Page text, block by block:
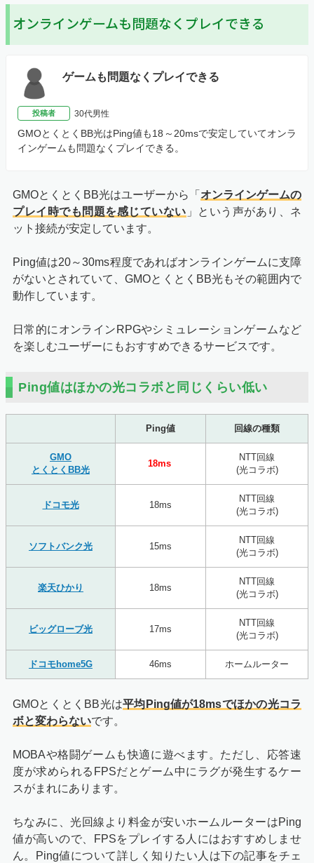
オンラインゲームも問題なくプレイできる
ゲームも問題なくプレイできる
投稿者 30代男性
GMOとくとくBB光はPing値も18～20msで安定していてオンラ
インゲームも問題なくプレイできる。
GMOとくとくBB光はユーザーから「 オンラインゲームの
プレイ時でも問題を感じていない 」という声があり、ネ
ット接続が安定しています。
Ping値は20～30ms程度であればオンラインゲームに支障
がないとされていて、GMOとくとくBB光もその範囲内で
動作しています。
日常的にオンラインRPGやシミュレーションゲームなど
を楽しむユーザーにもおすすめできるサービスです。
Ping値はほかの光コラボと同じくらい低い
Ping値 回線の種類
GMO
とくとくBB光
18ms
NTT回線
(光コラボ)
ドコモ光 18ms
NTT回線
(光コラボ)
ソフトバンク光 15ms
NTT回線
(光コラボ)
楽天ひかり 18ms
NTT回線
(光コラボ)
ビッグローブ光 17ms
NTT回線
(光コラボ)
ドコモhome5G 46ms ホームルーター
GMOとくとくBB光は平均Ping値が18msでほかの光コラ
ボと変わらないです。
MOBAや格闘ゲームも快適に遊べます。ただし、応答速
度が求められるFPSだとゲーム中にラグが発生するケー
スがまれにあります。
ちなみに、光回線より料金が安いホームルーターはPing
値が高いので、FPSをプレイする人にはおすすめしませ
ん。Ping値について詳しく知りたい人は下の記事をチェ